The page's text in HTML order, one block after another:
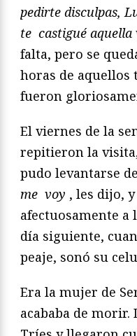
pedirte disculpas,
te castigué aquella
falta, pero se
horas de aquellos
fueron
El viernes de la
repitieron la
pudo levantarse
me voy , les dijo,
afectuosamente a
día siguiente,
peaje, sonó su
Era la mujer de
acababa de morir.